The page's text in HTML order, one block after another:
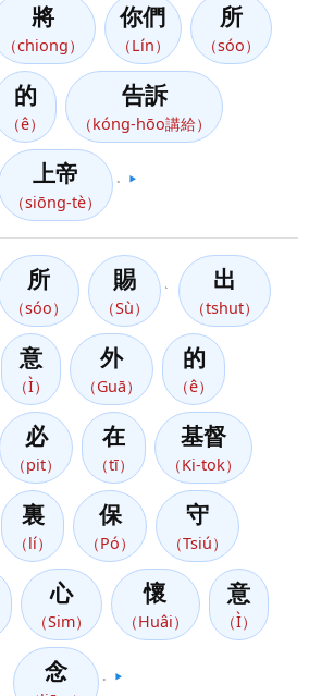
將
（chiong）
你們
（Lín）
所
（sóo）
的
（ê）
告訴
（kóng-hōo講給）
上帝
（siōng-tè）
▶️
所
（sóo）
賜
（Sù）
出
（tshut）
意
（Ì）
外
（Guā）
的
（ê）
必
（pit）
在
（tī）
基督
（Ki-tok）
裏
（lí）
保
（Pó）
守
（Tsiú）
心
（Sim）
懷
（Huâi）
意
（Ì）
念 ▶️